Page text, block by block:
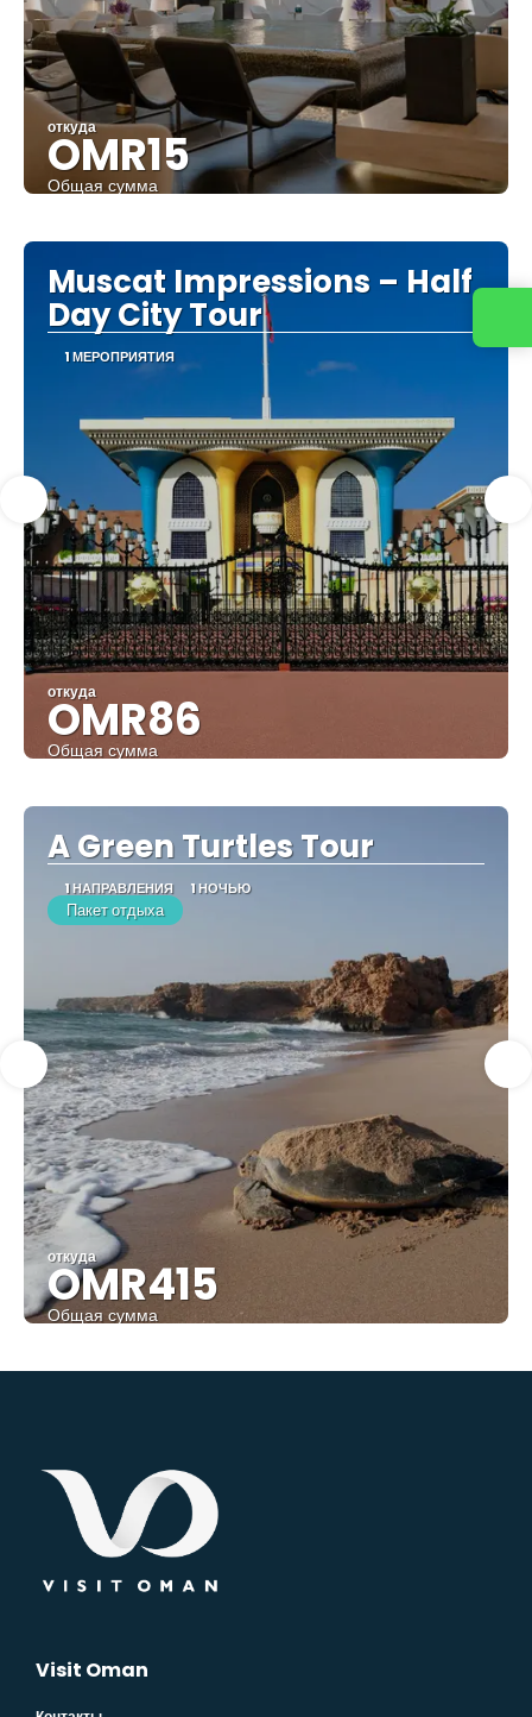
откуда
OMR15
Общая сумма
Muscat Impressions – Half
Day City Tour
1 МЕРОПРИЯТИЯ
откуда
OMR86
Общая сумма
A Green Turtles Tour
1 НАПРАВЛЕНИЯ 1 НОЧЬЮ
Пакет отдыха
откуда
OMR415
Общая сумма
Visit Oman